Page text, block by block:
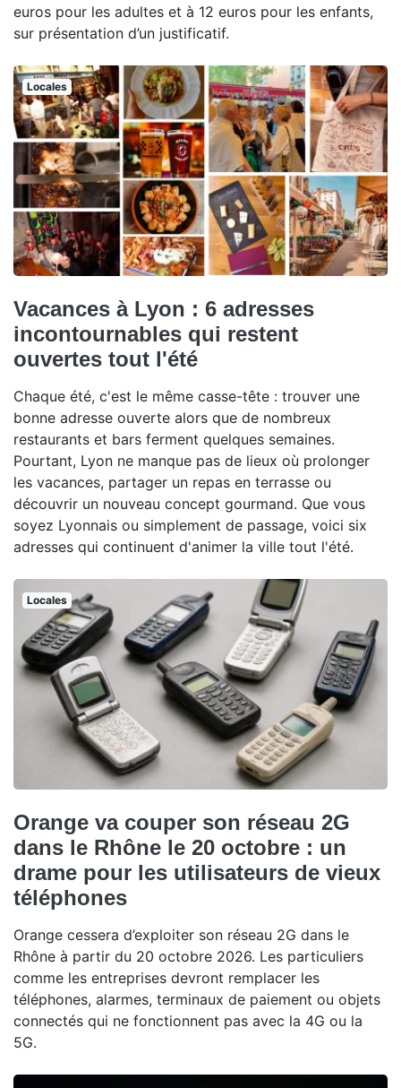
euros pour les adultes et à 12 euros pour les enfants,
sur présentation d’un justificatif.
Locales
Vacances à Lyon : 6 adresses
incontournables qui restent
ouvertes tout l'été
Chaque été, c'est le même casse-tête : trouver une
bonne adresse ouverte alors que de nombreux
restaurants et bars ferment quelques semaines.
Pourtant, Lyon ne manque pas de lieux où prolonger
les vacances, partager un repas en terrasse ou
découvrir un nouveau concept gourmand. Que vous
soyez Lyonnais ou simplement de passage, voici six
adresses qui continuent d'animer la ville tout l'été.
Locales
Orange va couper son réseau 2G
dans le Rhône le 20 octobre : un
drame pour les utilisateurs de vieux
téléphones
Orange cessera d’exploiter son réseau 2G dans le
Rhône à partir du 20 octobre 2026. Les particuliers
comme les entreprises devront remplacer les
téléphones, alarmes, terminaux de paiement ou objets
connectés qui ne fonctionnent pas avec la 4G ou la
5G.